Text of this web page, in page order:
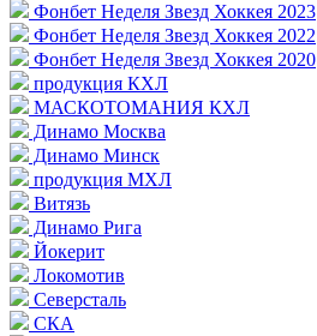
Фонбет Неделя Звезд Хоккея 2023
Фонбет Неделя Звезд Хоккея 2022
Фонбет Неделя Звезд Хоккея 2020
продукция КХЛ
МАСКОТОМАНИЯ КХЛ
Динамо Москва
Динамо Минск
продукция МХЛ
Витязь
Динамо Рига
Йокерит
Локомотив
Северсталь
СКА